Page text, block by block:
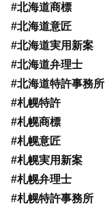
#北海道商標
#北海道意匠
#北海道実用新案
#北海道弁理士
#北海道特許事務所
#札幌特許
#札幌商標
#札幌意匠
#札幌実用新案
#札幌弁理士
#札幌特許事務所